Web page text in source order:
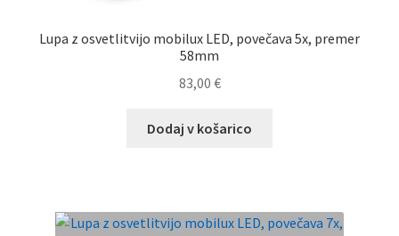
Lupa z osvetlitvijo mobilux LED, povečava 5x, premer
58mm
83,00 €
Dodaj v košarico